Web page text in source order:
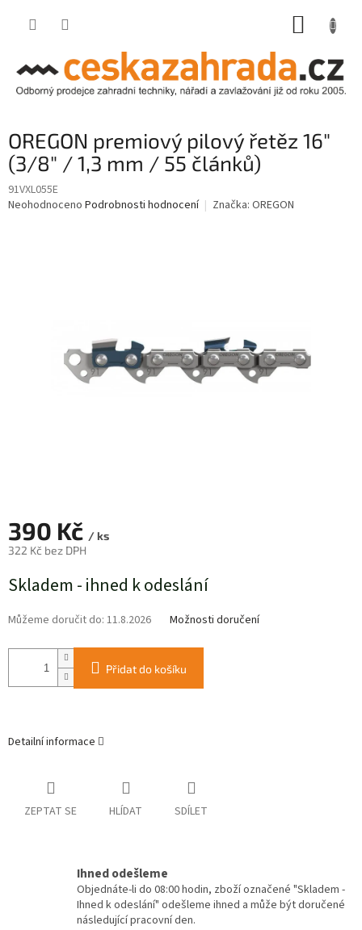
OREGON premiový pilový řetěz 16"
(3/8" / 1,3 mm / 55 článků)
91VXL055E
Průměrné
Neohodnoceno Podrobnosti hodnocení Značka: OREGON
390 Kč / ks
322 Kč bez DPH
cena:
Skladem - ihned k odeslání
Můžeme doručit do: 11.8.2026 Možnosti doručení
Přidat do košíku
Detailní informace
ZEPTAT SE HLÍDAT SDÍLET
Ihned odešleme
Objednáte-li do 08:00 hodin, zboží označené "Skladem -
Ihned k odeslání" odešleme ihned a může být doručené
následující pracovní den.